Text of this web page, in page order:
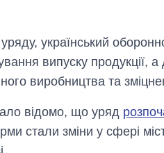
український
випуску продукції,
виробництва та
відомо, що уряд
стали зміни у сфері